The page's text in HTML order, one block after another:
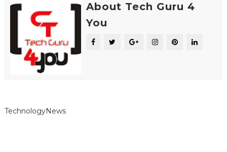
About Tech Guru 4
You
TechnologyNews